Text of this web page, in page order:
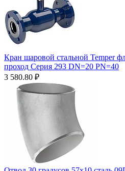
Кран шаровой стальной Temper
проход Серия 293 DN=20 PN=40
3 580.80 ₽